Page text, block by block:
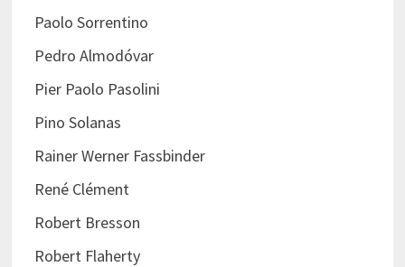
Paolo Sorrentino
Pedro Almodóvar
Pier Paolo Pasolini
Pino Solanas
Rainer Werner Fassbinder
René Clément
Robert Bresson
Robert Flaherty